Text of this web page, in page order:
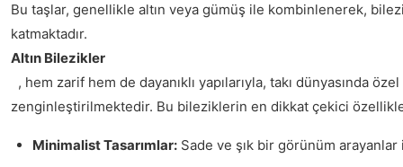
Bu taşlar, genellikle altın veya gümüş ile kombinlenerek,
katmaktadır.
Altın Bilezikler
, hem zarif hem de dayanıklı yapılarıyla, takı dünyasında
zenginleştirilmektedir. Bu bileziklerin en dikkat çekici
Minimalist Tasarımlar: Sade ve şık bir görünüm